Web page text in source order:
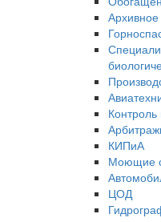
Контроль
КИПиА
Моющие
ЦОД